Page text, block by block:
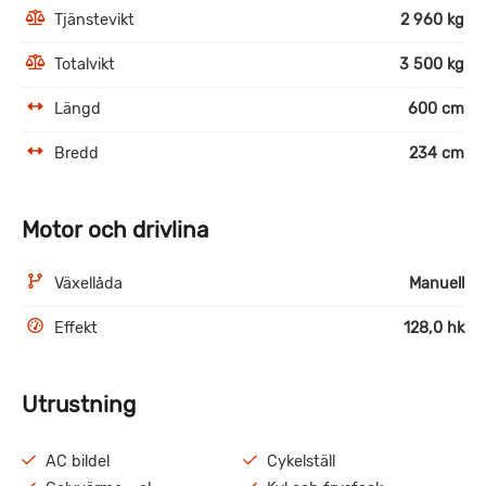
Tjänstevikt 2 960 kg
Totalvikt 3 500 kg
Längd 600 cm
Bredd 234 cm
Motor och drivlina
Växellåda Manuell
Effekt 128,0 hk
Utrustning
AC bildel
Cykelställ